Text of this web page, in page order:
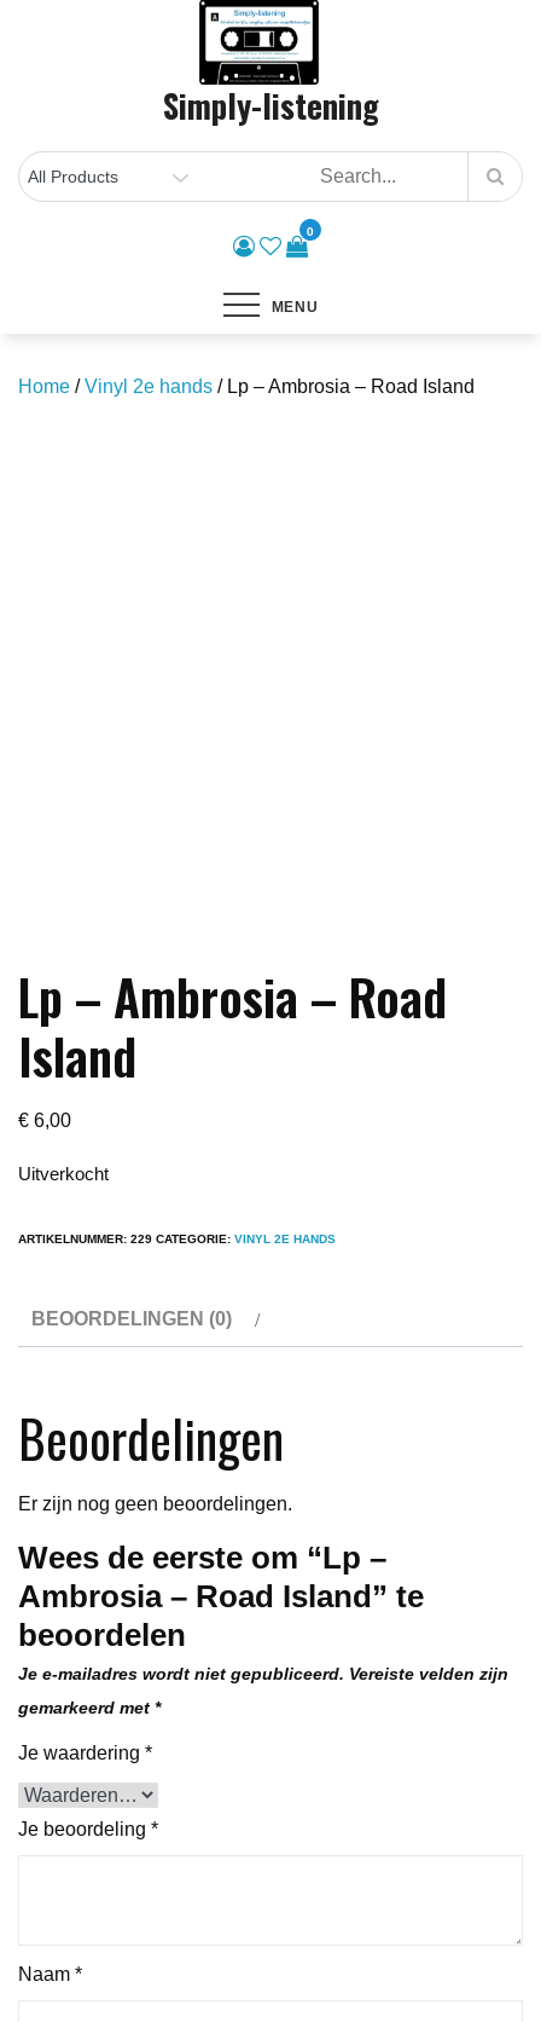
Simply-listening
0
MENU
Home /Vinyl 2e hands / Lp – Ambrosia – Road Island
Lp – Ambrosia – Road
Island
€ 6,00
Uitverkocht
ARTIKELNUMMER: 229 CATEGORIE: VINYL 2E HANDS
BEOORDELINGEN (0)
Beoordelingen
Er zijn nog geen beoordelingen.
Wees de eerste om “Lp –
Ambrosia – Road Island” te
beoordelen
Je e-mailadres wordt niet gepubliceerd. Vereiste velden zijn
gemarkeerd met *
Je waardering *
Je beoordeling *
Naam *